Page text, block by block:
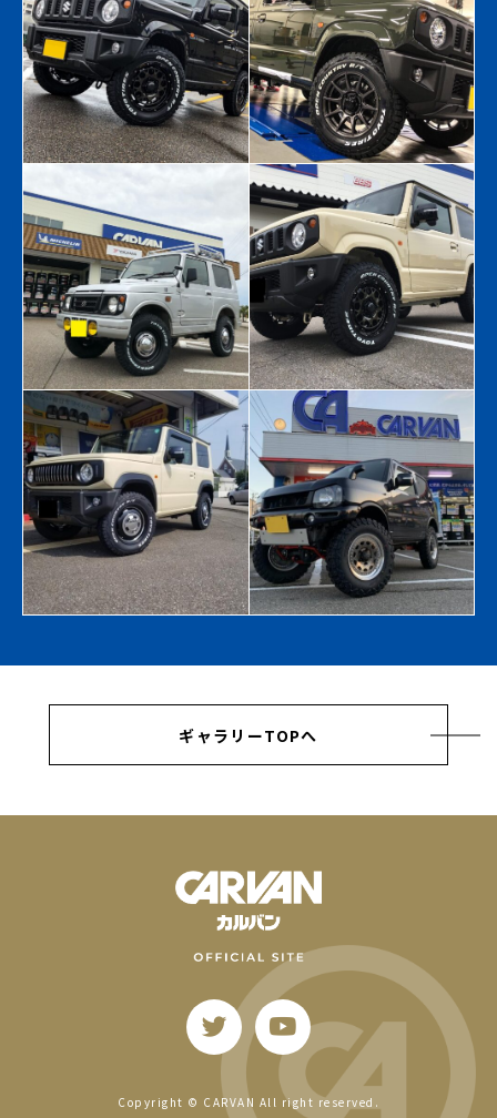
ギャラリーTOPへ
Copyright © CARVAN All right reserved.